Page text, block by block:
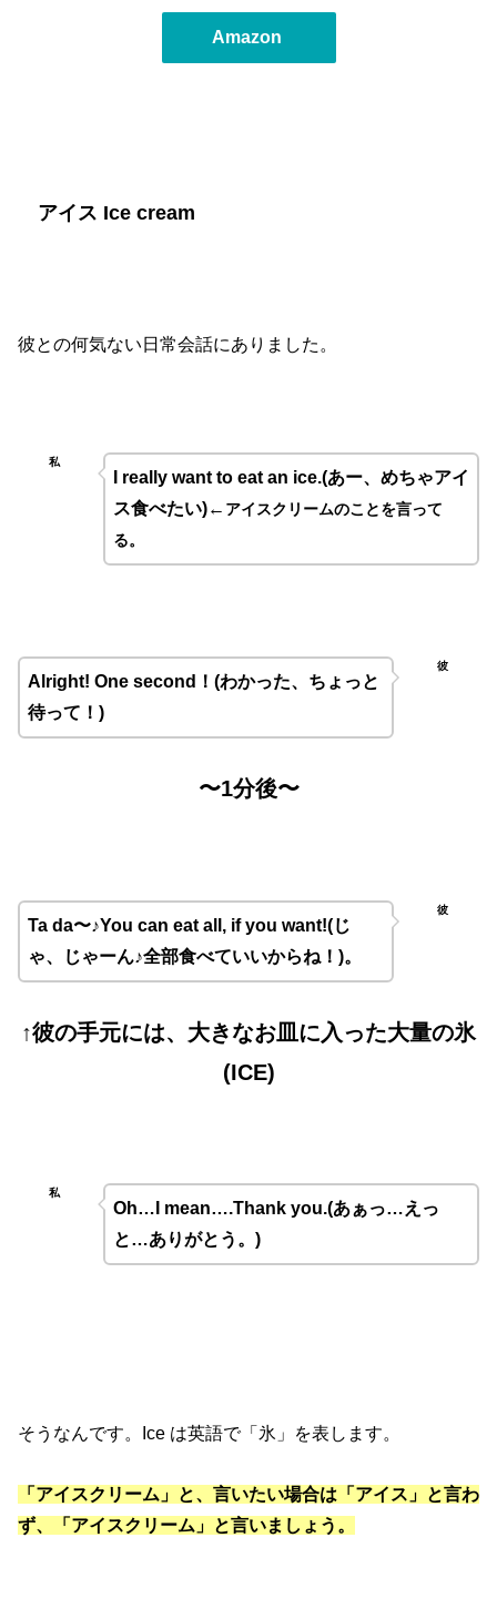
Amazon
アイス Ice cream
彼との何気ない日常会話にありました。
私
I really want to eat an ice.(あー、めちゃアイ
ス食べたい)← アイスクリームのことを言って
る。
彼
Alright! One second！(わかった、ちょっと
待って！ )
〜1分後〜
彼
Ta da〜♪You can eat all, if you want!(じ
ゃ、じゃーん♪全部食べていいからね！ )。
↑彼の手元には、大きなお皿に入った大量の氷
(ICE)
私
Oh…I mean….Thank you.(あぁっ…えっ
と…ありがとう。)
そうなんです。Ice は英語で「氷」を表します。
「アイスクリーム」と、言いたい場合は「アイス」と言わ
ず、「アイスクリーム」と言いましょう。